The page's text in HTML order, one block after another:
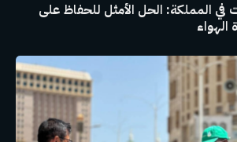
المملكة: الحل الأمثل للحفاظ على
الهواء